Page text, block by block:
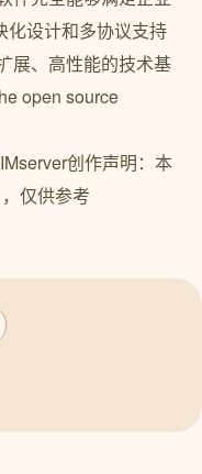
化设计和多协议支持
展、高性能的技术基
open source
创作声明：本
仅供参考